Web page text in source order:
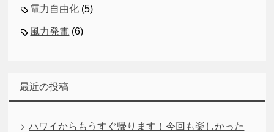
電力自由化 (5)
風力発電 (6)
最近の投稿
ハワイからもうすぐ帰ります！今回も楽しかった